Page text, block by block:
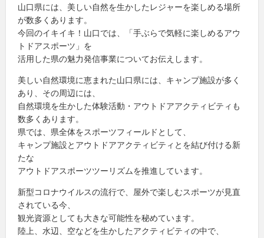
山口県には、美しい自然を生かしたレジャーを楽しめる場所
が数多くあります。
今回のイキイキ！山口では、「手ぶらで気軽に楽しめるアウ
トドアスポーツ」を
活用した県の魅力発信事業についてお伝えします。
美しい自然環境に恵まれた山口県には、キャンプ施設が多く
あり、その周辺には、
自然環境を生かした体験活動・アウトドアアクティビティも
数多くあります。
県では、県全体をスポーツフィールドとして、
キャンプ施設とアウトドアアクティビティとを結び付ける新
たな
アウトドアスポーツツーリズムを推進しています。
新型コロナウイルスの流行で、屋外で楽しむスポーツが見直
されている今、
観光資源としても大きな可能性を秘めています。
陸上、水辺、空などを生かしたアクティビティの中で、